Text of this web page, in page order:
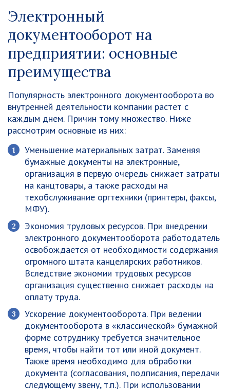
Электронный
документооборот на
предприятии: основные
преимущества
Популярность электронного документооборота во
внутренней деятельности компании растет с
каждым днем. Причин тому множество. Ниже
рассмотрим основные из них:
Уменьшение материальных затрат. Заменяя
бумажные документы на электронные,
организация в первую очередь снижает затраты
на канцтовары, а также расходы на
техобслуживание оргтехники (принтеры, факсы,
МФУ).
Экономия трудовых ресурсов. При внедрении
электронного документооборота работодатель
освобождается от необходимости содержания
огромного штата канцелярских работников.
Вследствие экономии трудовых ресурсов
организация существенно снижает расходы на
оплату труда.
Ускорение документооборота. При ведении
документооборота в «классической» бумажной
форме сотруднику требуется значительное
время, чтобы найти тот или иной документ.
Также время необходимо для обработки
документа (согласования, подписания, передачи
следующему звену, т.п.). При использовании